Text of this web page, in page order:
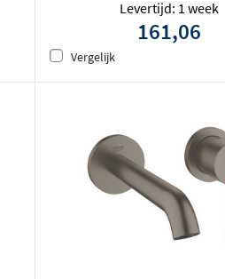
Levertijd: 1 week
161,06
Vergelijk